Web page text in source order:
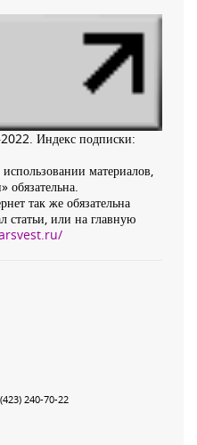
Индекс подписки:
материалов,
обязательна.
так же обязательна
статьи, или на главную
240-70-22